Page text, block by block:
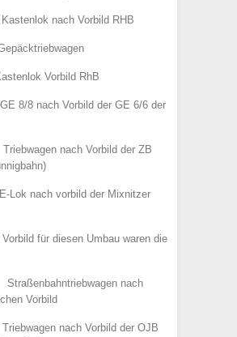
nach Vorbild RHB
Vorbild RhB
8/8 nach Vorbild der GE 6/6 der
nach Vorbild der ZB
Lok nach vorbild der Mixnitzer
für diesen Umbau waren die
nach
Vorbild
nach Vorbild der OJB